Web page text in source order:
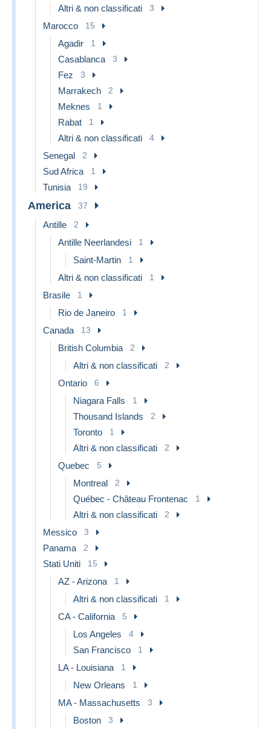
Altri & non classificati 3
Marocco 15
Agadir 1
Casablanca 3
Fez 3
Marrakech 2
Meknes 1
Rabat 1
Altri & non classificati 4
Senegal 2
Sud Africa 1
Tunisia 19
America 37
Antille 2
Antille Neerlandesi 1
Saint-Martin 1
Altri & non classificati 1
Brasile 1
Rio de Janeiro 1
Canada 13
British Columbia 2
Altri & non classificati 2
Ontario 6
Niagara Falls 1
Thousand Islands 2
Toronto 1
Altri & non classificati 2
Quebec 5
Montreal 2
Québec - Château Frontenac 1
Altri & non classificati 2
Messico 3
Panama 2
Stati Uniti 15
AZ - Arizona 1
Altri & non classificati 1
CA - California 5
Los Angeles 4
San Francisco 1
LA - Louisiana 1
New Orleans 1
MA - Massachusetts 3
Boston 3